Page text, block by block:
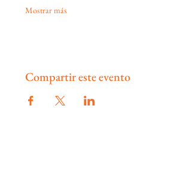
Mostrar más
Compartir este evento